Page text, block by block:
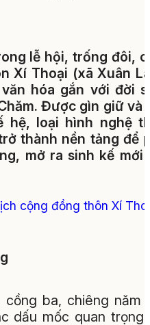
lễ hội, trống đôi,
Xí Thoại (xã Xuân
hóa gắn với đời
Được gìn giữ và
hệ, loại hình nghệ
thành nền tảng để
mở ra sinh kế mới
cộng đồng thôn Xí
ba, chiêng năm
dấu mốc quan trọng